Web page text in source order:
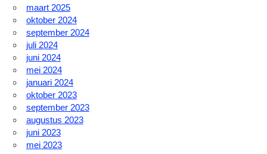
maart 2025
oktober 2024
september 2024
juli 2024
juni 2024
mei 2024
januari 2024
oktober 2023
september 2023
augustus 2023
juni 2023
mei 2023